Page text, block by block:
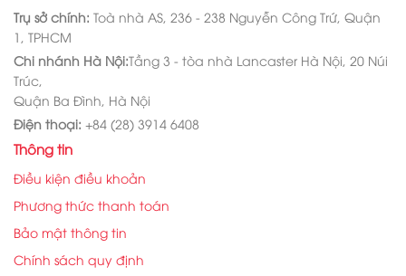
Trụ sở chính: Toà nhà AS, 236 - 238 Nguyễn Công Trứ, Quận
1, TPHCM
Chi nhánh Hà Nội:Tầng 3 - tòa nhà Lancaster Hà Nội, 20 Núi
Trúc,
Quận Ba Đình, Hà Nội
Điện thoại: +84 (28) 3914 6408
Thông tin
Điều kiện điều khoản
Phương thức thanh toán
Bảo mật thông tin
Chính sách quy định